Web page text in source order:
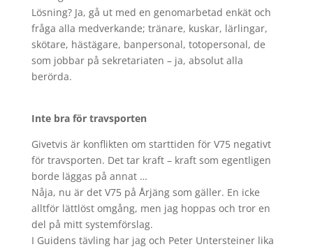
Lösning? Ja, gå ut med en genomarbetad enkät och
fråga alla medverkande; tränare, kuskar, lärlingar,
skötare, hästägare, banpersonal, totopersonal, de
som jobbar på sekretariaten – ja, absolut alla
berörda.
Inte bra för travsporten
Givetvis är konflikten om starttiden för V75 negativt
för travsporten. Det tar kraft – kraft som egentligen
borde läggas på annat …
Nåja, nu är det V75 på Årjäng som gäller. En icke
alltför lättlöst omgång, men jag hoppas och tror en
del på mitt systemförslag.
I Guidens tävling har jag och Peter Untersteiner lika